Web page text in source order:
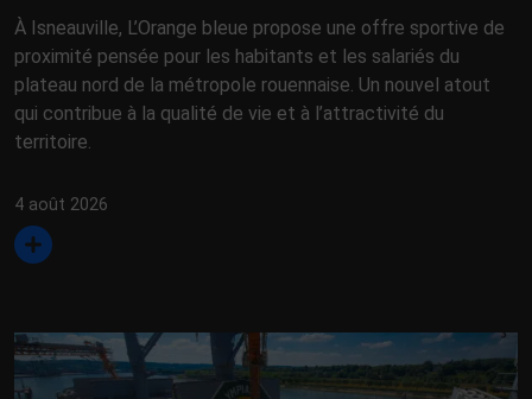
À Isneauville, L’Orange bleue propose une offre sportive de
proximité pensée pour les habitants et les salariés du
plateau nord de la métropole rouennaise. Un nouvel atout
qui contribue à la qualité de vie et à l’attractivité du
territoire.
4 août 2026